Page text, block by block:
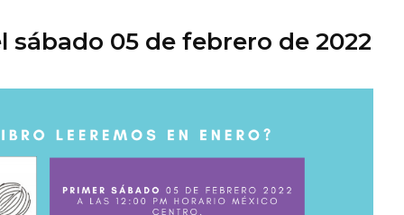
sábado 05 de febrero de 2022